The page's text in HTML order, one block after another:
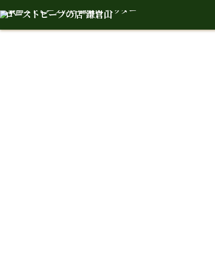
ローストビーフの店 鎌倉山